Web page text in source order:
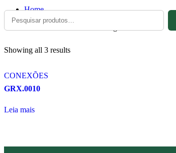
Home
Pesquisar
por:
Showing all 3 results
CONEXÕES
GRX.0010
Leia mais